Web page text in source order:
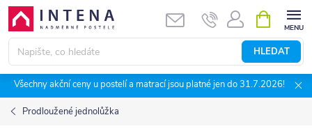
Přejít
obsah
HLEDAT
NÁKUPNÍ
KOŠÍK
Všechny akční ceny u postelí a matrací jsou platné jen do 31.7.2026!
Prodloužené jednolůžka